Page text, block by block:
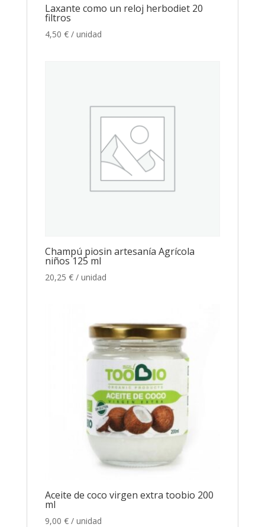
Laxante como un reloj herbodiet 20
filtros
4,50 € / unidad
Champú piosin artesanía Agrícola
niños 125 ml
20,25 € / unidad
Aceite de coco virgen extra toobio 200
ml
9,00 € / unidad